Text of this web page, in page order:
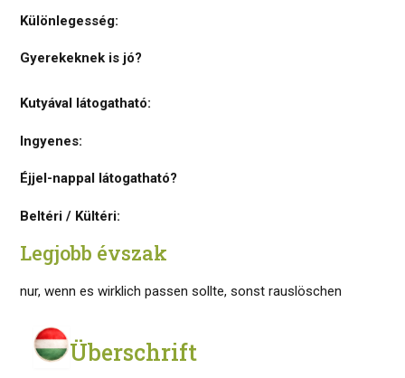
Különlegesség:
Gyerekeknek is jó?
Kutyával látogatható:
Ingyenes:
Éjjel-nappal látogatható?
Beltéri / Kültéri:
Legjobb évszak
nur, wenn es wirklich passen sollte, sonst rauslöschen
Überschrift